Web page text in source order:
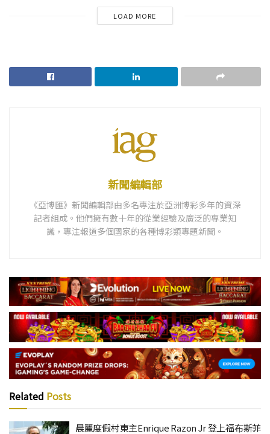
LOAD MORE
新聞編輯部
《亞博匯》新聞編輯部由多名專注於亞洲博彩多年的資深
記者組成。他們擁有數十年的從業經驗及廣泛的專業知
識，專注報道多個國家的各種博彩類專題新聞。
Related Posts
晨麗度假村東主Enrique Razon Jr 登上福布斯菲